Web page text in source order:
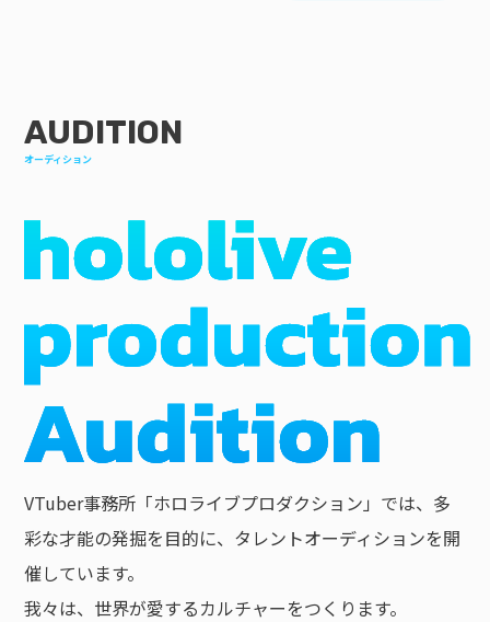
AUDITION
オーディション
VTuber事務所「ホロライブプロダクション」では、多
彩な才能の発掘を目的に、タレントオーディションを開
催しています。
我々は、世界が愛するカルチャーをつくります。